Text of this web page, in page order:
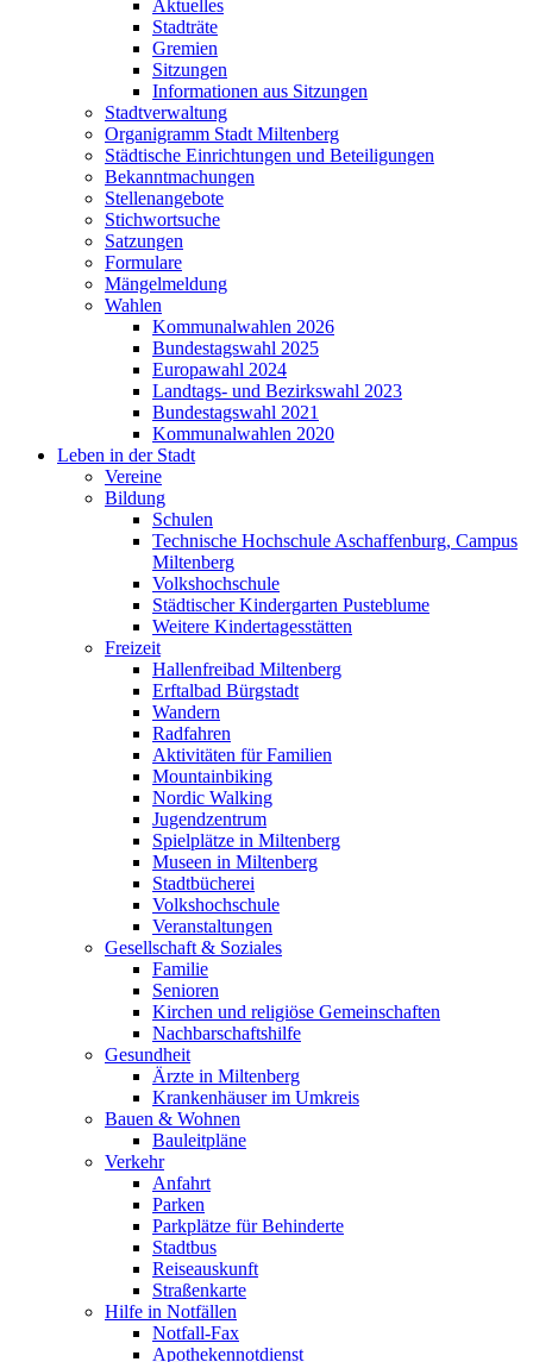
Aktuelles
Stadträte
Gremien
Sitzungen
Informationen aus Sitzungen
Stadtverwaltung
Organigramm Stadt Miltenberg
Städtische Einrichtungen und Beteiligungen
Bekanntmachungen
Stellenangebote
Stichwortsuche
Satzungen
Formulare
Mängelmeldung
Wahlen
Kommunalwahlen 2026
Bundestagswahl 2025
Europawahl 2024
Landtags- und Bezirkswahl 2023
Bundestagswahl 2021
Kommunalwahlen 2020
Leben in der Stadt
Vereine
Bildung
Schulen
Technische Hochschule Aschaffenburg, Campus
Miltenberg
Volkshochschule
Städtischer Kindergarten Pusteblume
Weitere Kindertagesstätten
Freizeit
Hallenfreibad Miltenberg
Erftalbad Bürgstadt
Wandern
Radfahren
Aktivitäten für Familien
Mountainbiking
Nordic Walking
Jugendzentrum
Spielplätze in Miltenberg
Museen in Miltenberg
Stadtbücherei
Volkshochschule
Veranstaltungen
Gesellschaft & Soziales
Familie
Senioren
Kirchen und religiöse Gemeinschaften
Nachbarschaftshilfe
Gesundheit
Ärzte in Miltenberg
Krankenhäuser im Umkreis
Bauen & Wohnen
Bauleitpläne
Verkehr
Anfahrt
Parken
Parkplätze für Behinderte
Stadtbus
Reiseauskunft
Straßenkarte
Hilfe in Notfällen
Notfall-Fax
Apothekennotdienst